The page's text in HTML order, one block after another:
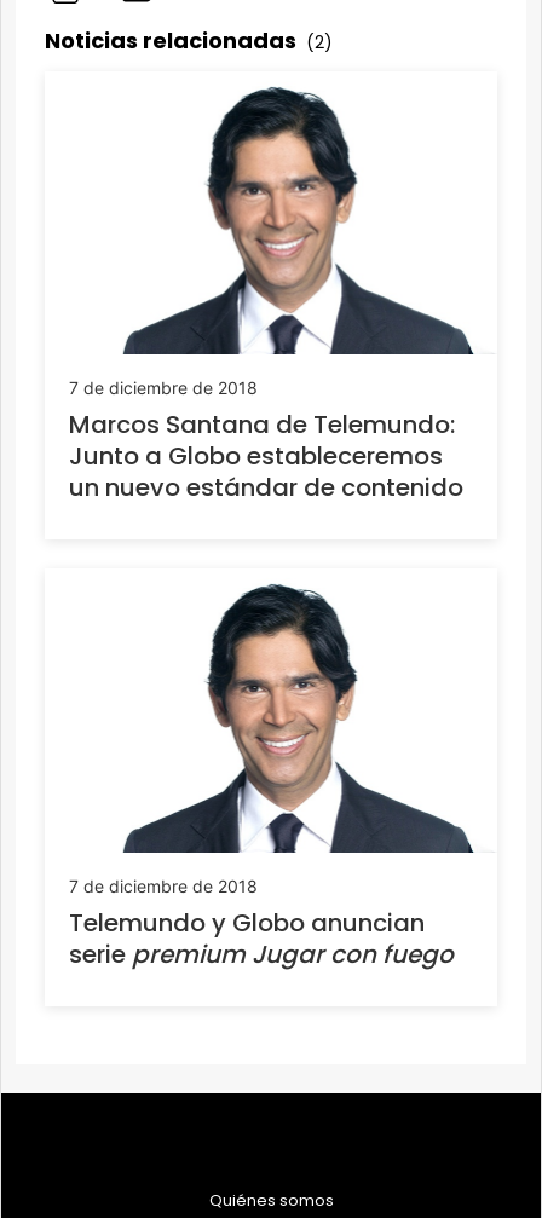
Noticias relacionadas (2)
7 de diciembre de 2018
Marcos Santana de Telemundo:
Junto a Globo estableceremos
un nuevo estándar de contenido
7 de diciembre de 2018
Telemundo y Globo anuncian
serie premium Jugar con fuego
Quiénes somos